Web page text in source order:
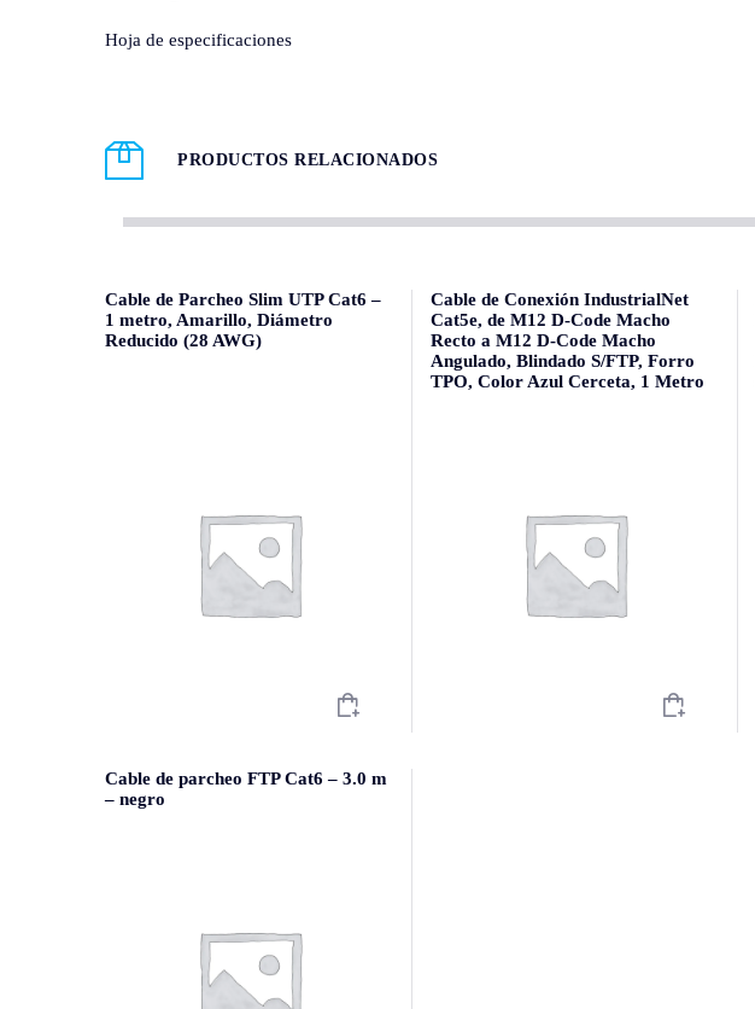
Hoja de especificaciones
PRODUCTOS RELACIONADOS
Cable de Parcheo Slim UTP Cat6 –
1 metro, Amarillo, Diámetro
Reducido (28 AWG)
Cable de Conexión IndustrialNet
Cat5e, de M12 D-Code Macho
Recto a M12 D-Code Macho
Angulado, Blindado S/FTP, Forro
TPO, Color Azul Cerceta, 1 Metro
Cable de parcheo FTP Cat6 – 3.0 m
– negro